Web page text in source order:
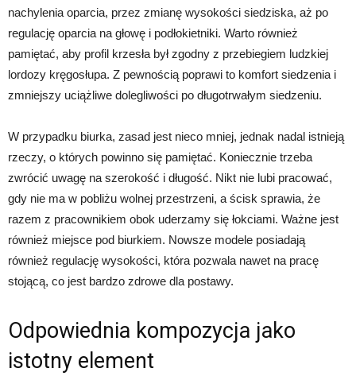
nachylenia oparcia, przez zmianę wysokości siedziska, aż po
regulację oparcia na głowę i podłokietniki. Warto również
pamiętać, aby profil krzesła był zgodny z przebiegiem ludzkiej
lordozy kręgosłupa. Z pewnością poprawi to komfort siedzenia i
zmniejszy uciążliwe dolegliwości po długotrwałym siedzeniu.
W przypadku biurka, zasad jest nieco mniej, jednak nadal istnieją
rzeczy, o których powinno się pamiętać. Koniecznie trzeba
zwrócić uwagę na szerokość i długość. Nikt nie lubi pracować,
gdy nie ma w pobliżu wolnej przestrzeni, a ścisk sprawia, że
razem z pracownikiem obok uderzamy się łokciami. Ważne jest
również miejsce pod biurkiem. Nowsze modele posiadają
również regulację wysokości, która pozwala nawet na pracę
stojącą, co jest bardzo zdrowe dla postawy.
Odpowiednia kompozycja jako
istotny element